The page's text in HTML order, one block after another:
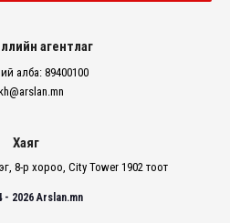
агентлаг
алба: 89400100
Хаяг
8-р хороо, City Tower 1902 тоот
- 2026 Arslan.mn